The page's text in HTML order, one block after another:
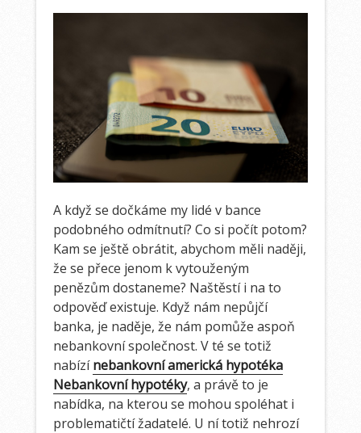
A když se dočkáme my lidé v bance
podobného odmítnutí? Co si počít potom?
Kam se ještě obrátit, abychom měli naději,
že se přece jenom k vytouženým
penězům dostaneme? Naštěstí i na to
odpověď existuje. Když nám nepůjčí
banka, je naděje, že nám pomůže aspoň
nebankovní společnost. V té se totiž
nabízínebankovní americká hypotéka
Nebankovní hypotéky, a právě to je
nabídka, na kterou se mohou spoléhat i
problematičtí žadatelé. U ní totiž nehrozí